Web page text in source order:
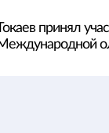
принял